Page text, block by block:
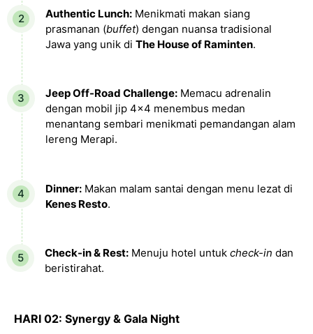
Authentic Lunch: Menikmati makan siang
prasmanan (buffet) dengan nuansa tradisional
Jawa yang unik di The House of Raminten.
Jeep Off-Road Challenge: Memacu adrenalin
dengan mobil jip 4x4 menembus medan
menantang sembari menikmati pemandangan alam
lereng Merapi.
Dinner: Makan malam santai dengan menu lezat di
Kenes Resto.
Check-in & Rest: Menuju hotel untuk check-in dan
beristirahat.
HARI 02: Synergy & Gala Night